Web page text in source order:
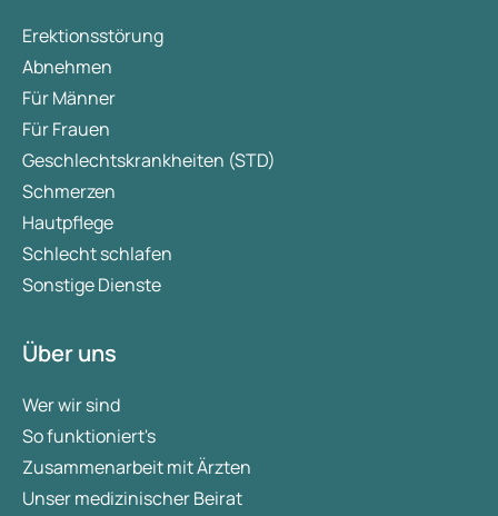
Erektionsstörung
Abnehmen
Für Männer
Für Frauen
Geschlechtskrankheiten (STD)
Schmerzen
Hautpflege
Schlecht schlafen
Sonstige Dienste
Über uns
Wer wir sind
So funktioniert's
Zusammenarbeit mit Ärzten
Unser medizinischer Beirat